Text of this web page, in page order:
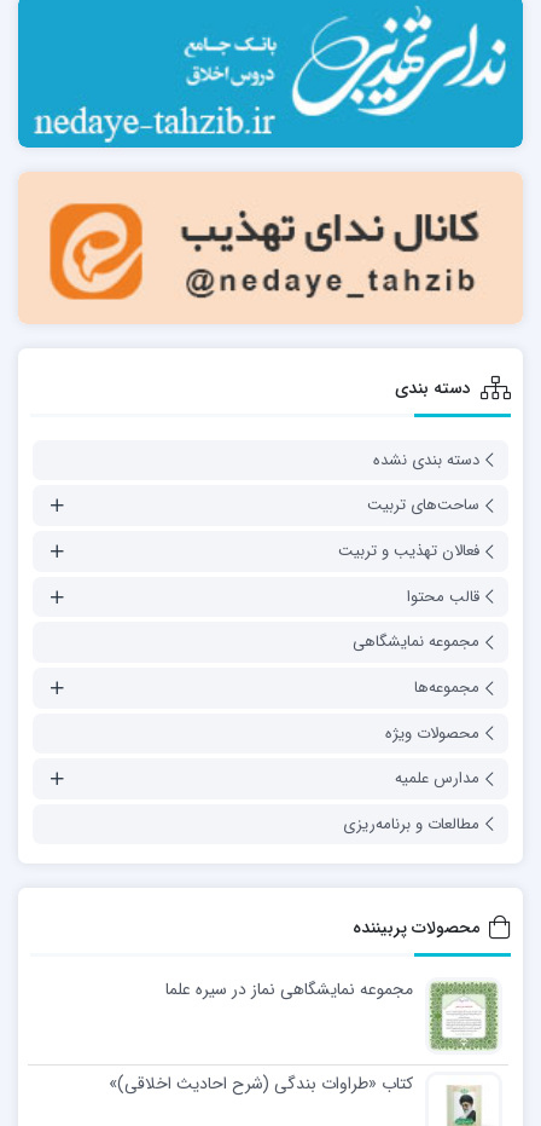
دسته بندی
دسته بندی نشده
ساحت‌های تربیت
فعالان تهذیب و تربیت
قالب محتوا
مجموعه نمایشگاهی
مجموعه‌ها
محصولات ویژه
مدارس علمیه
مطالعات و برنامه‌ریزی
محصولات پربیننده
مجموعه نمایشگاهی نماز در سیره علما
کتاب «طراوات بندگی (شرح احادیث اخلاقی)»